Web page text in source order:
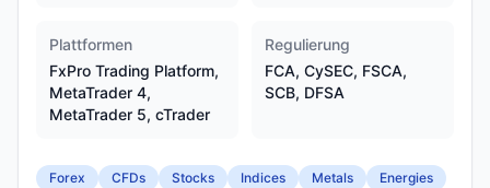
Plattformen
FxPro Trading Platform,
MetaTrader 4,
MetaTrader 5, cTrader
Regulierung
FCA, CySEC, FSCA,
SCB, DFSA
Forex CFDs Stocks Indices Metals
Energies